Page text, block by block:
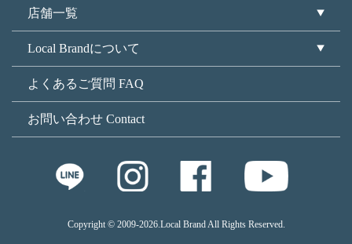
店舗一覧
Local Brandについて
よくあるご質問 FAQ
お問い合わせ Contact
Copyright © 2009-2026.Local Brand All Rights Reserved.